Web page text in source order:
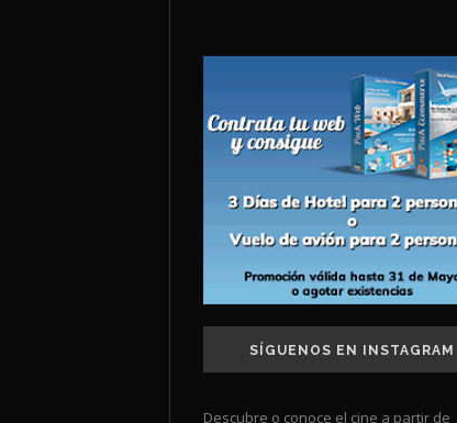
SÍGUENOS EN INSTAGRAM
Descubre o conoce el cine a partir de